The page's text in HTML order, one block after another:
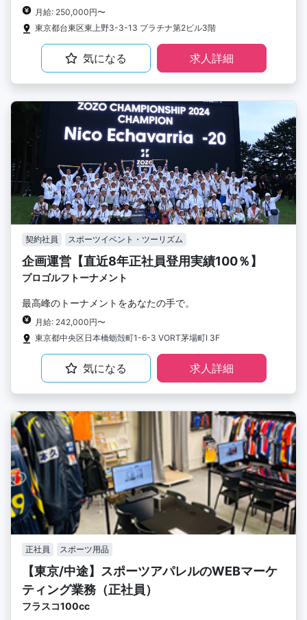
月給: 250,000円〜
東京都台東区東上野3-3-13 プラチナ第2ビル3階
気になる 求人詳細
契約社員 スポーツイベント・ツーリズム
企画運営【直近8年正社員登用実績100％】
プロゴルフトーナメント
最高峰のトーナメントをあなたの手で。
月給: 242,000円〜
東京都中央区日本橋蛎殻町1-6-3 VORT茅場町I 3F
気になる 求人詳細
正社員 スポーツ用品
【東京/中途】スポーツアパレルのWEBマーケ
ティング業務（正社員）
フラスコ100cc